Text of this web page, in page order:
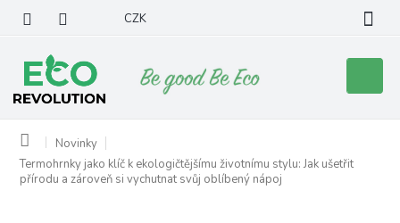
obsah
CZK
košík
Domů
Novinky
Termohrnky jako klíč k ekologičtějšímu životnímu stylu: Jak ušetřit
přírodu a zároveň si vychutnat svůj oblíbený nápoj